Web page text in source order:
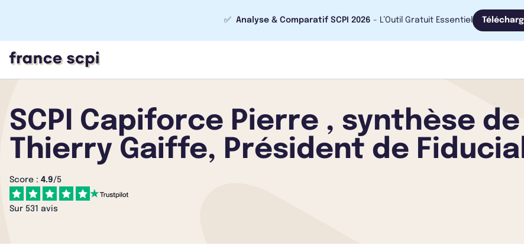
✅ Analyse & Comparatif SCPI 2026 - L’Outil Gratuit Essentiel
SCPI Capiforce Pierre , synthèse
Thierry Gaiffe, Président de
Score : 4.9/5
Sur 531 avis